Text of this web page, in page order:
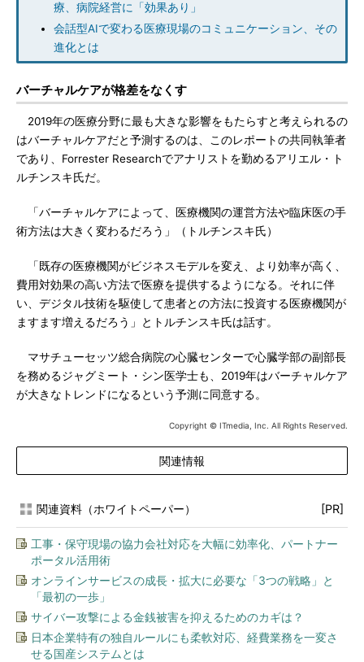
療、病院経営に「効果あり」
会話型AIで変わる医療現場のコミュニケーション、その
進化とは
バーチャルケアが格差をなくす
2019年の医療分野に最も大きな影響をもたらすと考えられるの
はバーチャルケアだと予測するのは、このレポートの共同執筆者
であり、Forrester Researchでアナリストを勤めるアリエル・ト
ルチンスキ氏だ。
「バーチャルケアによって、医療機関の運営方法や臨床医の手
術方法は大きく変わるだろう」（トルチンスキ氏）
「既存の医療機関がビジネスモデルを変え、より効率が高く、
費用対効果の高い方法で医療を提供するようになる。それに伴
い、デジタル技術を駆使して患者との方法に投資する医療機関が
ますます増えるだろう」とトルチンスキ氏は話す。
マサチューセッツ総合病院の心臓センターで心臓学部の副部長
を務めるジャグミート・シン医学士も、2019年はバーチャルケア
が大きなトレンドになるという予測に同意する。
Copyright © ITmedia, Inc. All Rights Reserved.
関連情報
関連資料（ホワイトペーパー） [PR]
工事・保守現場の協力会社対応を大幅に効率化、パートナー
ポータル活用術
オンラインサービスの成長・拡大に必要な「3つの戦略」と
「最初の一歩」
サイバー攻撃による金銭被害を抑えるためのカギは？
日本企業特有の独自ルールにも柔軟対応、経費業務を一変さ
せる国産システムとは